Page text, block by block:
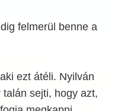
felmerül benne a
ezt átéli. Nyilván
sejti, hogy azt,